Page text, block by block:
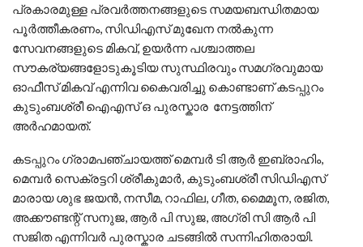
പ്രകാരമുള്ള പ്രവർത്തനങ്ങളുടെ സമയബന്ധിതമായ
പൂർത്തീകരണം, സിഡിഎസ് മുഖേന നൽകുന്ന
സേവനങ്ങളുടെ മികവ്, ഉയർന്ന പശ്ചാത്തല
സൗകര്യങ്ങളോടുകൂടിയ സുസ്ഥിരവും സമഗ്രവുമായ
ഓഫീസ് മികവ് എന്നിവ കൈവരിച്ചു കൊണ്ടാണ് കടപ്പുറം
കുടുംബശ്രീ ഐഎസ് ഒ പുരസ്കാര നേട്ടത്തിന്
അർഹമായത്.
കടപ്പുറം ഗ്രാമപഞ്ചായത്ത് മെമ്പർ ടി ആർ ഇബ്രാഹിം,
മെമ്പർ സെക്രട്ടറി ശ്രീകുമാർ, കുടുംബശ്രീ സിഡിഎസ്
മാരായ ശുഭ ജയൻ, നസീമ, റാഫില, ഗീത, മൈമൂന, രജിത,
അക്കൗണ്ടന്റ് സനുജ, ആർ പി സുജ, അഗ്രി സി ആർ പി
സജിത എന്നിവർ പുരസ്കാര ചടങ്ങിൽ സന്നിഹിതരായി.